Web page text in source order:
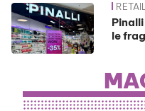
News
le